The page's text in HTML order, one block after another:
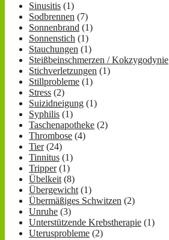
Sinusitis (1)
Sodbrennen (7)
Sonnenbrand (1)
Sonnenstich (1)
Stauchungen (1)
Steißbeinschmerzen / Kokzygodynie
Stichverletzungen (1)
Stillprobleme (1)
Stress (2)
Suizidneigung (1)
Syphilis (1)
Taschenapotheke (2)
Thrombose (4)
Tier(24)
Tinnitus (1)
Tripper(1)
Übelkeit (8)
Übergewicht (1)
Übermäßiges Schwitzen (2)
Unruhe (3)
Unterstützende Krebstherapie (1)
Uterusprobleme (2)